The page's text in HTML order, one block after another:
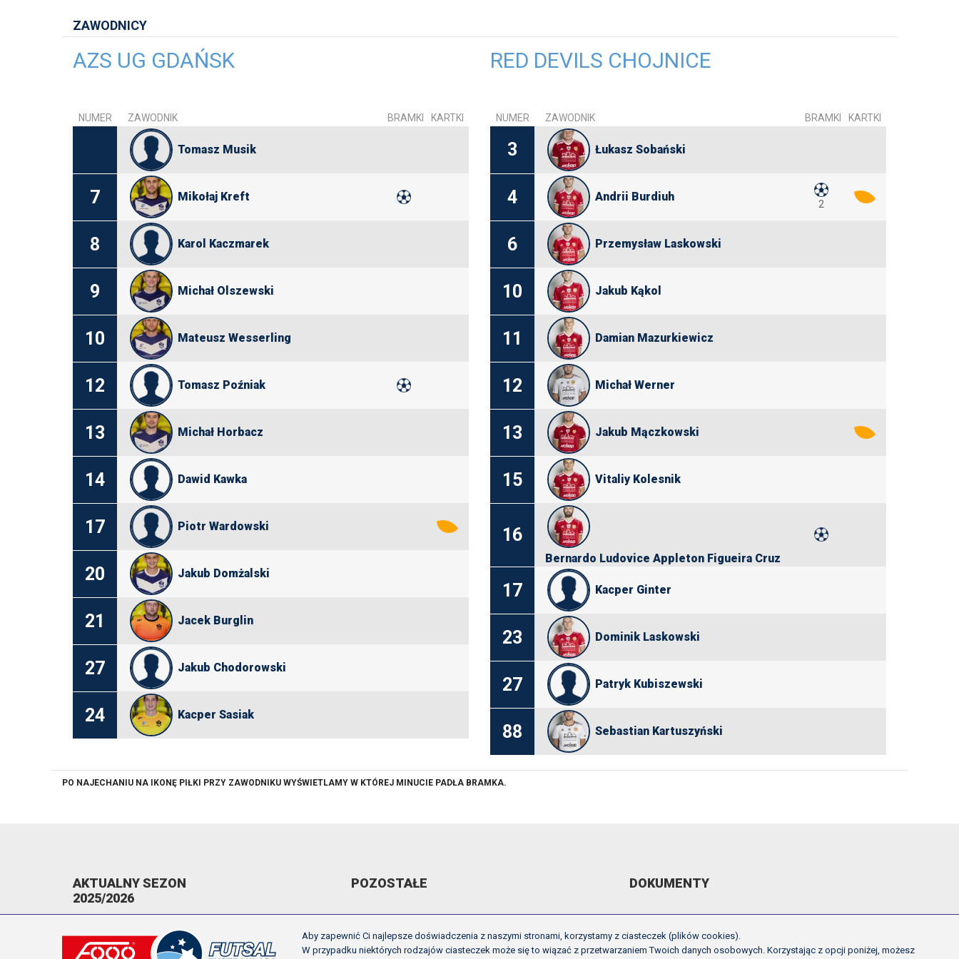
ZAWODNICY
AZS UG GDAŃSK
NUMER ZAWODNIK BRAMKI KARTKI
Tomasz Musik
7 Mikołaj Kreft
8 Karol Kaczmarek
9 Michał Olszewski
10 Mateusz Wesserling
12 Tomasz Poźniak
13 Michał Horbacz
14 Dawid Kawka
17 Piotr Wardowski
20 Jakub Domżalski
21 Jacek Burglin
27 Jakub Chodorowski
24 Kacper Sasiak
RED DEVILS CHOJNICE
NUMER ZAWODNIK BRAMKI KARTKI
3 Łukasz Sobański
4 Andrii Burdiuh
2
6 Przemysław Laskowski
10 Jakub Kąkol
11 Damian Mazurkiewicz
12 Michał Werner
13 Jakub Mączkowski
15 Vitaliy Kolesnik
16
Bernardo Ludovice Appleton Figueira Cruz
17 Kacper Ginter
23 Dominik Laskowski
27 Patryk Kubiszewski
88 Sebastian Kartuszyński
PO NAJECHANIU NA IKONĘ PIŁKI PRZY ZAWODNIKU WYŚWIETLAMY W KTÓREJ MINUCIE PADŁA BRAMKA.
AKTUALNY SEZON
2025/2026
TERMINARZ
POZOSTAŁE
ARCHIWUM VIDEO
GALERIE
DOKUMENTY
REGULAMIN ROZGRYWEK FE
UCHWAŁY ZARZĄDU PZPN
Aby zapewnić Ci najlepsze doświadczenia z naszymi stronami, korzystamy z ciasteczek (plików cookies).
W przypadku niektórych rodzajów ciasteczek może się to wiązać z przetwarzaniem Twoich danych osobowych. Korzystając z opcji poniżej, możesz